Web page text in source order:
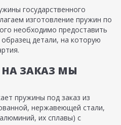
государственного
изготовление пружин по
необходимо предоставить
детали, на которую
ЗАКАЗ МЫ
пружины под заказ из
нержавеющей стали,
их сплавы) с